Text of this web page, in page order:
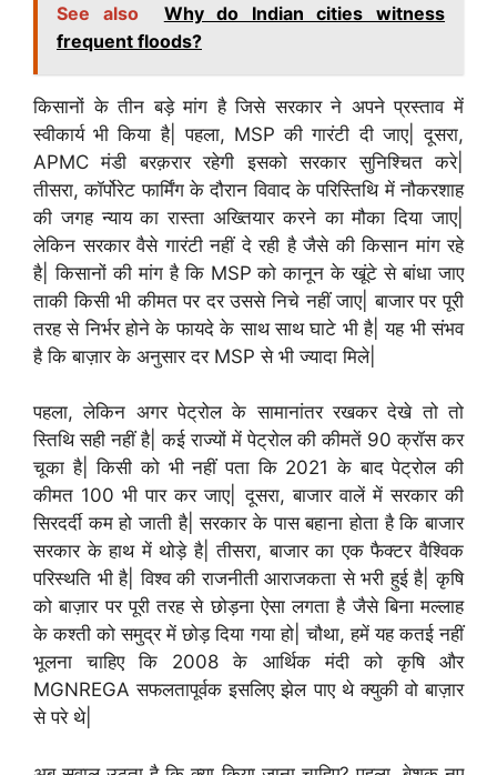
See also
Why do Indian cities witness
frequent floods?
किसानों के तीन बड़े मांग है जिसे सरकार ने अपने प्रस्ताव में
स्वीकार्य भी किया है| पहला, MSP की गारंटी दी जाए| दूसरा,
APMC मंडी बरक़रार रहेगी इसको सरकार सुनिश्चित करे|
तीसरा, कॉर्पोरेट फार्मिंग के दौरान विवाद के परिस्तिथि में नौकरशाह
की जगह न्याय का रास्ता अख्तियार करने का मौका दिया जाए|
लेकिन सरकार वैसे गारंटी नहीं दे रही है जैसे की किसान मांग रहे
है| किसानों की मांग है कि MSP को कानून के खूंटे से बांधा जाए
ताकी किसी भी कीमत पर दर उससे निचे नहीं जाए| बाजार पर पूरी
तरह से निर्भर होने के फायदे के साथ साथ घाटे भी है| यह भी संभव
है कि बाज़ार के अनुसार दर MSP से भी ज्यादा मिले|
पहला, लेकिन अगर पेट्रोल के सामानांतर रखकर देखे तो तो
स्तिथि सही नहीं है| कई राज्यों में पेट्रोल की कीमतें 90 क्रॉस कर
चूका है| किसी को भी नहीं पता कि 2021 के बाद पेट्रोल की
कीमत 100 भी पार कर जाए| दूसरा, बाजार वालें में सरकार की
सिरदर्दी कम हो जाती है| सरकार के पास बहाना होता है कि बाजार
सरकार के हाथ में थोड़े है| तीसरा, बाजार का एक फैक्टर वैश्विक
परिस्थति भी है| विश्व की राजनीती आराजकता से भरी हुई है| कृषि
को बाज़ार पर पूरी तरह से छोड़ना ऐसा लगता है जैसे बिना मल्लाह
के कश्ती को समुद्र में छोड़ दिया गया हो| चौथा, हमें यह कतई नहीं
भूलना चाहिए कि 2008 के आर्थिक मंदी को कृषि और
MGNREGA सफलतापूर्वक इसलिए झेल पाए थे क्युकी वो बाज़ार
से परे थे|